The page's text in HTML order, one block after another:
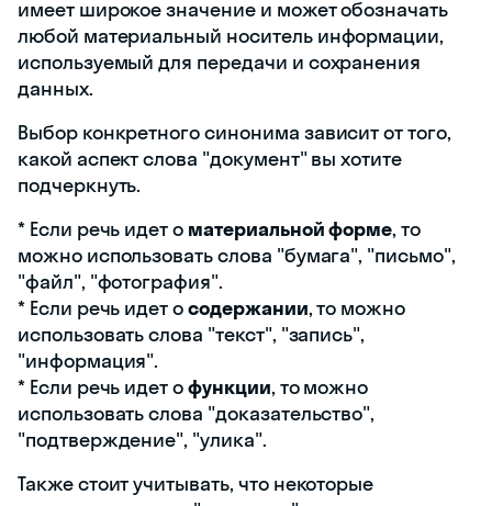
имеет широкое значение и может обозначать
любой материальный носитель информации,
используемый для передачи и сохранения
данных.
Выбор конкретного синонима зависит от того,
какой аспект слова "документ" вы хотите
подчеркнуть.
* Если речь идет о материальной форме, то
можно использовать слова "бумага", "письмо",
"файл", "фотография".
* Если речь идет осодержании, то можно
использовать слова "текст", "запись",
"информация".
* Если речь идет офункции, то можно
использовать слова "доказательство",
"подтверждение", "улика".
Также стоит учитывать, что некоторые